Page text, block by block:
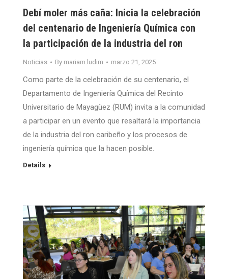
Debí moler más caña: Inicia la celebración
del centenario de Ingeniería Química con
la participación de la industria del ron
Noticias By mariam.ludim marzo 21, 2025
Como parte de la celebración de su centenario, el
Departamento de Ingeniería Química del Recinto
Universitario de Mayagüez (RUM) invita a la comunidad
a participar en un evento que resaltará la importancia
de la industria del ron caribeño y los procesos de
ingeniería química que la hacen posible.
Details